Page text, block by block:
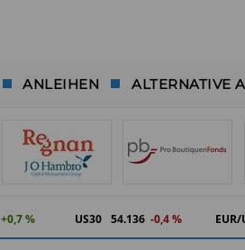
ANLEIHEN ALTERNATIVE
+0,7 % US30 54.134 -0,4 % EUR/